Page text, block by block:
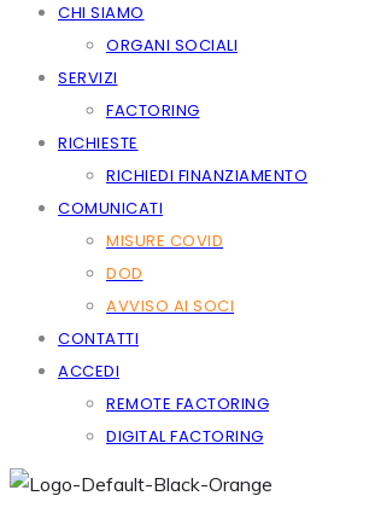
CHI SIAMO
ORGANI SOCIALI
SERVIZI
FACTORING
RICHIESTE
RICHIEDI FINANZIAMENTO
COMUNICATI
MISURE COVID
DOD
AVVISO AI SOCI
CONTATTI
ACCEDI
REMOTE FACTORING
DIGITAL FACTORING